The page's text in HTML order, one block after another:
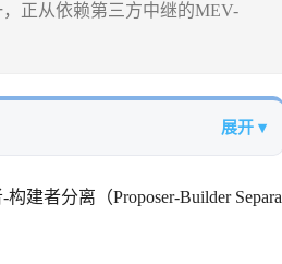
正从依赖第三方中继的MEV-
展开 ▾
者分离（Proposer-Builder Separa